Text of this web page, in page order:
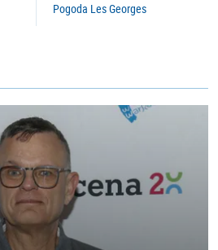
Pogoda Les Georges